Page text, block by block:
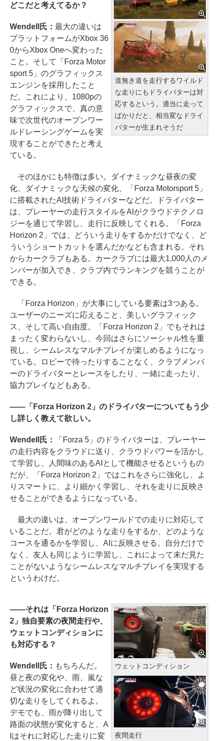
道無き道を走行するワイルド
な走りにもドライバターは対
応するという。適当に走って
ばかりだと、相当変なドライ
バターが生まれそうだ
どこだと考えてるか？
Wendell氏： 最大の違いは
プラットフォームがXbox 36
0からXbox Oneへ変わった
こと。そして「Forza Motor
sport 5」のグラフィックス
エンジンを採用したこと
だ。これにより、1080pの
グラフィックスで、真の意
味で次世代のオープンワー
ルドレーシングゲームを実
現することができたと考え
ている。
そのほかにも特徴は多い。ダイナミックな昼夜の変
化、ダイナミックな天候の変化、「Forza Motorsport 5」
に搭載されたAI技術ドライバターなどだ。ドライバター
は、プレーヤーの走行スタイルをAIがクラウドテクノロ
ジーを通じて学習し、走行に反映してくれる。「Forza
Horizon 2」では、どういう走りをするかだけでなく、ど
ういうショートカットを選んだかなども含まれる。それ
からカークラブもある。カークラブには最大1,000人のメ
ンバーが加入でき、クラブ内でランキングを競うことが
できる。
「Forza Horizon」が大事にしている要素は3つある。
ユーザーのニーズに応えること、美しいグラフィック
ス、そして高い自由度。「Forza Horizon 2」でもそれは
まったく変わらないし、今回はさらにソーシャル性を重
視し、シームレスなマルチプレイが楽しめるようになっ
ている。ロビーで待ったりすることなく、クラブメンバ
ーのドライバターとレースをしたり、一緒に走ったり、
協力プレイなどもある。
――「Forza Horizon 2」のドライバターについてもう少
し詳しく教えて欲しい。
Wendell氏：
「Forza 5」のドライバターは、プレーヤー
の走行内容をクラウドに送り、クラウドパワーを活かし
て学習し、人間味のあるAIとして機能させるというもの
だが、「Forza Horizon 2」ではこれをさらに強化し、よ
りスマートに、より細かく学習し、それを走りに反映さ
せることができるようになっている。
最大の違いは、オープンワールドでの走りに対応して
いることだ。君がどのような走りをするか、どのような
コースを通るかを学習し、AIに反映させる。自分だけで
なく、友人も同じように学習し、これによって未だ見た
ことがないようなシームレスなマルチプレイを実現する
というわけだ。
ウェットコンディション
夜間走行
――それは「Forza Horizon
2」独自要素の夜間走行や、
ウェットコンディションに
も対応する？
Wendell氏： もちろんだ。
昼と夜の変化や、雨、嵐な
ど状況の変化に合わせて適
切な走りをしてくれるよ。
デモでも、雨が降り出して
路面の状態が変化すると、A
Iはそれに対応した走りに変